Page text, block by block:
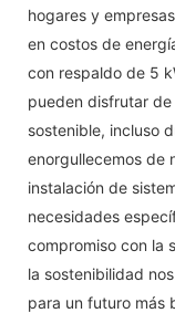
hogares y
en costos de
con respaldo de 5
pueden disfrutar
sostenible, incluso
enorgullecemos de
instalación de
necesidades
compromiso con la
la sostenibilidad
para un futuro más